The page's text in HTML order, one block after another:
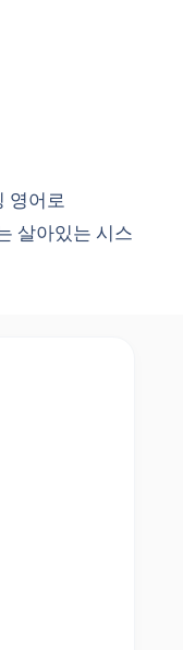
영어로
살아있는 시스